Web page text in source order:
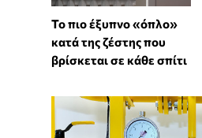
To πιο έξυπνο «όπλο»
κατά της ζέστης που
βρίσκεται σε κάθε σπίτι